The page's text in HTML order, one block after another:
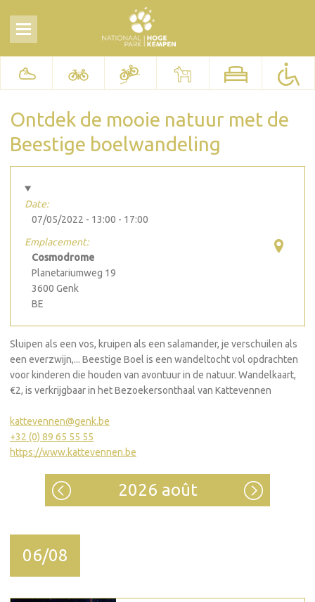
Ontdek de mooie natuur met de
Beestige boelwandeling
Date:
07/05/2022 - 13:00 - 17:00
Emplacement:
Cosmodrome
Planetariumweg 19
3600 Genk
BE
Sluipen als een vos, kruipen als een salamander, je verschuilen als
een everzwijn,... Beestige Boel is een wandeltocht vol opdrachten
voor kinderen die houden van avontuur in de natuur. Wandelkaart,
€2, is verkrijgbaar in het Bezoekersonthaal van Kattevennen
kattevennen@genk.be
+32 (0) 89 65 55 55
https://www.kattevennen.be
2026 août
06/08